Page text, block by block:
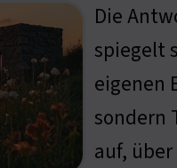
Die
spiegelt
eigenen
sondern
auf,